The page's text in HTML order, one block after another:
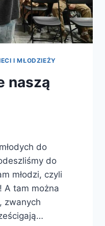
I MŁODZIEŻY
naszą
do
do
młodzi, czyli
A tam można
zwanych